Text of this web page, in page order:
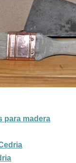
para madera